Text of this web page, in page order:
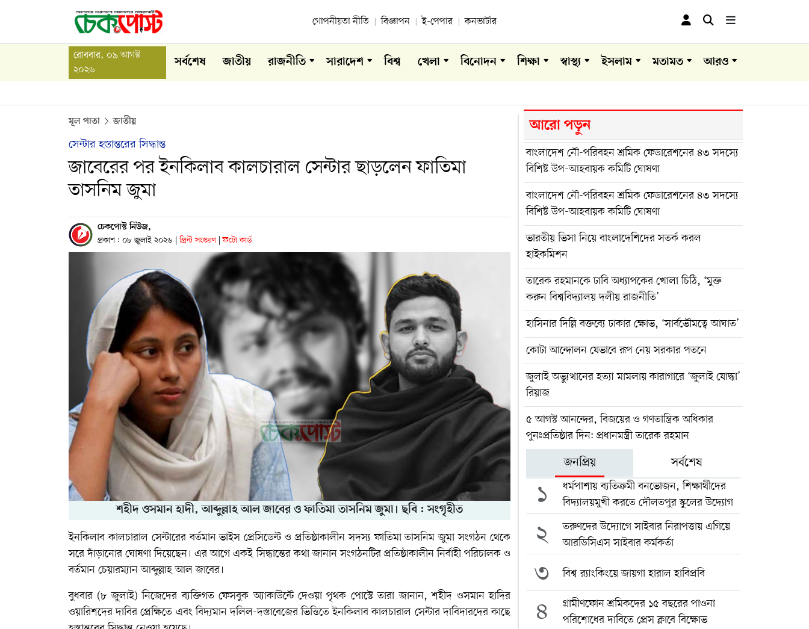
গোপনীয়তা নীতি বিজ্ঞাপন ই-পেপার কনভার্টার
রোববার, ০৯ আগস্ট
২০২৬
সর্বশেষ জাতীয় রাজনীতি সারাদেশ বিশ্ব খেলা বিনোদন শিক্ষা স্বাস্থ্য ইসলাম মতামত আরও
মূল পাতা জাতীয়
সেন্টার হস্তান্তরের সিদ্ধান্ত
জাবেরের পর ইনকিলাব কালচারাল সেন্টার ছাড়লেন ফাতিমা
তাসনিম জুমা
চেকপোস্ট নিউজ,
প্রকাশ : ০৮ জুলাই ২০২৬ | প্রিন্ট সংস্করণ | ফটো কার্ড
শহীদ ওসমান হাদী, আব্দুল্লাহ আল জাবের ও ফাতিমা তাসনিম জুমা। ছবি : সংগৃহীত
ইনকিলাব কালচারাল সেন্টারের বর্তমান ভাইস প্রেসিডেন্ট ও প্রতিষ্ঠাকালীন সদস্য ফাতিমা তাসনিম জুমা সংগঠন থেকে
সরে দাঁড়ানোর ঘোষণা দিয়েছেন। এর আগে একই সিদ্ধান্তের কথা জানান সংগঠনটির প্রতিষ্ঠাকালীন নির্বাহী পরিচালক ও
বর্তমান চেয়ারম্যান আব্দুল্লাহ আল জাবের।
বুধবার (৮ জুলাই) নিজেদের ব্যক্তিগত ফেসবুক অ্যাকাউন্টে দেওয়া পৃথক পোস্টে তারা জানান, শহীদ ওসমান হাদির
ওয়ারিশদের দাবির প্রেক্ষিতে এবং বিদ্যমান দলিল-দস্তাবেজের ভিত্তিতে ইনকিলাব কালচারাল সেন্টার দাবিদারদের কাছে
আরো পড়ুন
বাংলাদেশ নৌ-পরিবহন শ্রমিক ফেডারেশনের ৪৩ সদস্যে
বিশিষ্ট উপ-আহবায়ক কমিটি ঘোষণা
বাংলাদেশ নৌ-পরিবহন শ্রমিক ফেডারেশনের ৪৩ সদস্যে
বিশিষ্ট উপ-আহবায়ক কমিটি ঘোষণা
ভারতীয় ভিসা নিয়ে বাংলাদেশিদের সতর্ক করল
হাইকমিশন
তারেক রহমানকে ঢাবি অধ্যাপকের খোলা চিঠি, ‘মুক্ত
করুন বিশ্ববিদ্যালয় দলীয় রাজনীতি’
হাসিনার দিল্লি বক্তব্যে ঢাকার ক্ষোভ, ‘সার্বভৌমত্বে আঘাত’
কোটা আন্দোলন যেভাবে রূপ নেয় সরকার পতনে
জুলাই অভ্যুত্থানের হত্যা মামলায় কারাগারে ‘জুলাই যোদ্ধা’
রিয়াজ
৫ আগস্ট আনন্দের, বিজয়ের ও গণতান্ত্রিক অধিকার
পুনঃপ্রতিষ্ঠার দিন: প্রধানমন্ত্রী তারেক রহমান
জনপ্রিয় সর্বশেষ
১
ধর্মপাশায় ব্যতিক্রমী বনভোজন, শিক্ষার্থীদের
বিদ্যালয়মুখী করতে দৌলতপুর স্কুলের উদ্যোগ
২
তরুণদের উদ্যোগে সাইবার নিরাপত্তায় এগিয়ে
আরডিসিএস সাইবার কর্মকর্তা
৩ বিশ্ব র‍্যাংকিংয়ে জায়গা হারাল হাবিপ্রবি
৪
গ্রামীণফোন শ্রমিকদের ১৫ বছরের পাওনা
পরিশোধের দাবিতে প্রেস ক্লাবে বিক্ষোভ